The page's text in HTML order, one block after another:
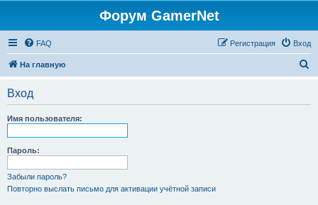
Форум GamerNet
FAQ Вход
Регистрация
На главную
Вход
Имя пользователя:
Пароль:
Забыли пароль?
Повторно выслать письмо для активации учётной записи